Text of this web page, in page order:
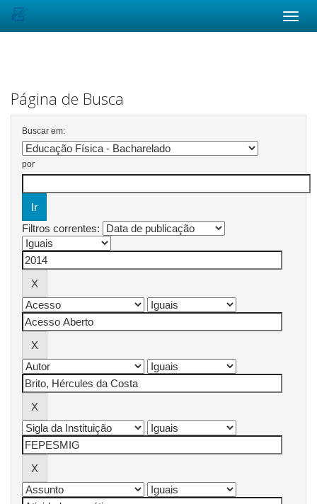
Página de Busca
Buscar em:
por
Filtros correntes: